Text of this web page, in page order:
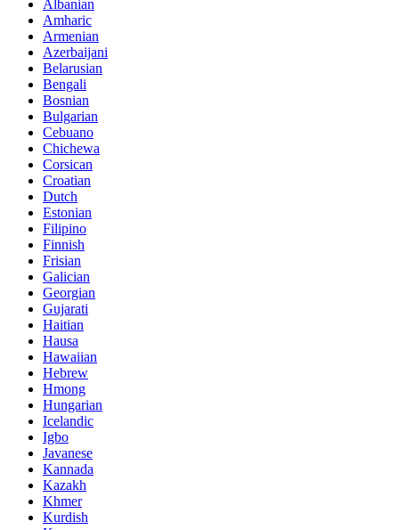
Albanian
Amharic
Armenian
Azerbaijani
Belarusian
Bengali
Bosnian
Bulgarian
Cebuano
Chichewa
Corsican
Croatian
Dutch
Estonian
Filipino
Finnish
Frisian
Galician
Georgian
Gujarati
Haitian
Hausa
Hawaiian
Hebrew
Hmong
Hungarian
Icelandic
Igbo
Javanese
Kannada
Kazakh
Khmer
Kurdish